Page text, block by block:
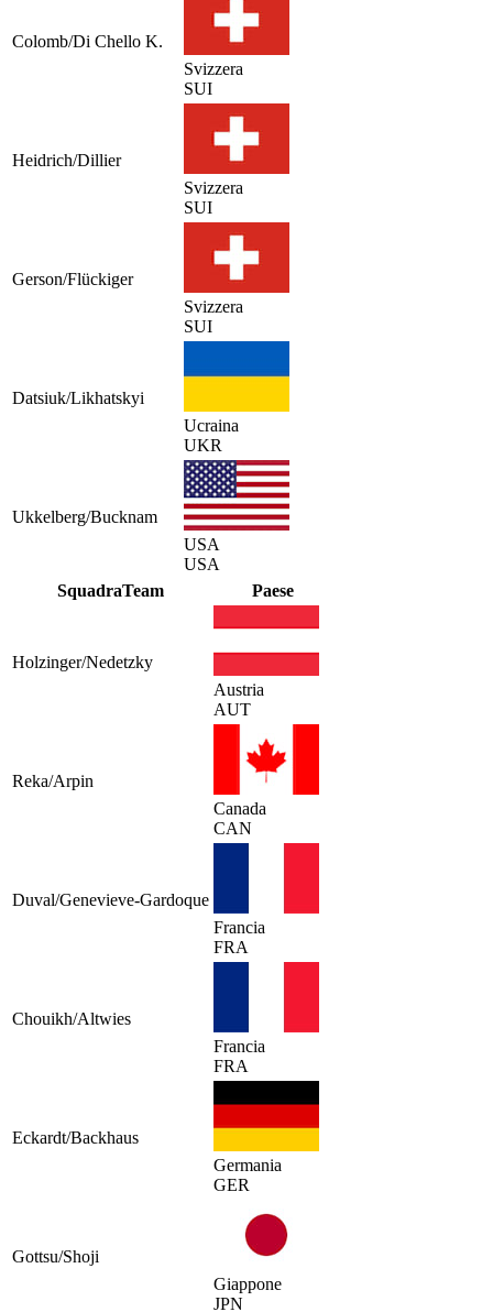
Colomb/Di Chello K.
Svizzera
SUI
Heidrich/Dillier
Svizzera
SUI
Gerson/Flückiger
Svizzera
SUI
Datsiuk/Likhatskyi
Ucraina
UKR
Ukkelberg/Bucknam
USA
USA
SquadraTeam Paese
Holzinger/Nedetzky
Austria
AUT
Reka/Arpin
Canada
CAN
Duval/Genevieve-Gardoque
Francia
FRA
Chouikh/Altwies
Francia
FRA
Eckardt/Backhaus
Germania
GER
Gottsu/Shoji
Giappone
JPN